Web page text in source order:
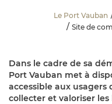
Le Port Vauban
Site de
Dans le cadre de sa
Port Vauban met à
accessible aux
collecter et valoriser